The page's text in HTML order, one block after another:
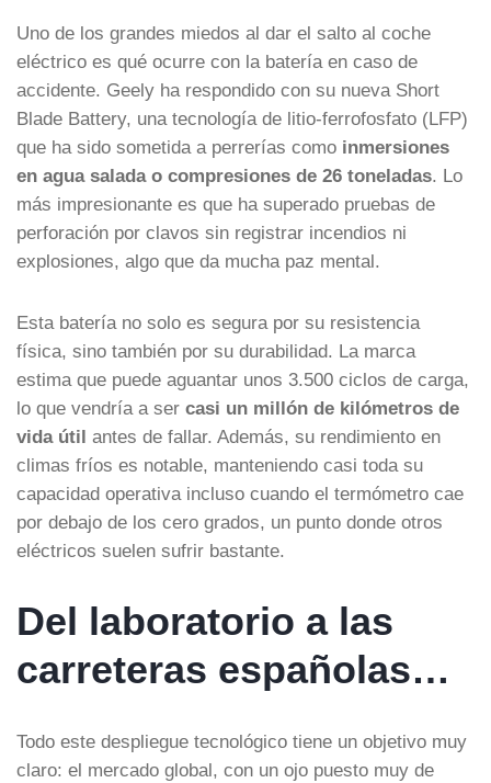
Uno de los grandes miedos al dar el salto al coche
eléctrico es qué ocurre con la batería en caso de
accidente. Geely ha respondido con su nueva Short
Blade Battery, una tecnología de litio-ferrofosfato (LFP)
que ha sido sometida a perrerías como inmersiones
en agua salada o compresiones de 26 toneladas. Lo
más impresionante es que ha superado pruebas de
perforación por clavos sin registrar incendios ni
explosiones, algo que da mucha paz mental.
Esta batería no solo es segura por su resistencia
física, sino también por su durabilidad. La marca
estima que puede aguantar unos 3.500 ciclos de carga,
lo que vendría a ser casi un millón de kilómetros de
vida útil antes de fallar. Además, su rendimiento en
climas fríos es notable, manteniendo casi toda su
capacidad operativa incluso cuando el termómetro cae
por debajo de los cero grados, un punto donde otros
eléctricos suelen sufrir bastante.
Del laboratorio a las
carreteras españolas…
Todo este despliegue tecnológico tiene un objetivo muy
claro: el mercado global, con un ojo puesto muy de